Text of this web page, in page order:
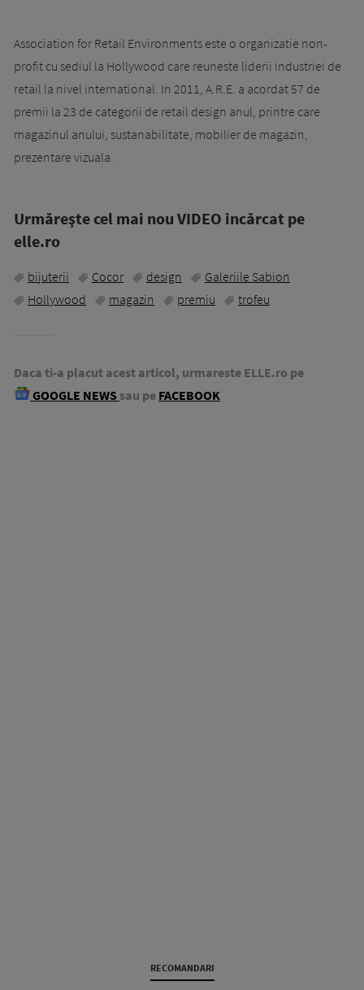
Association for Retail Environments este o organizatie non-
profit cu sediul la Hollywood care reuneste liderii industriei de
retail la nivel international. In 2011, A.R.E. a acordat 57 de
premii la 23 de categorii de retail design anul, printre care
magazinul anului, sustanabilitate, mobilier de magazin,
prezentare vizuala.
Urmăreşte cel mai nou VIDEO incărcat pe
elle.ro
bijuterii Cocor design
Galeriile Sabion
Hollywood
magazin premiu trofeu
Daca ti-a placut acest articol, urmareste ELLE.ro pe
GOOGLE NEWS sau pe FACEBOOK
RECOMANDARI